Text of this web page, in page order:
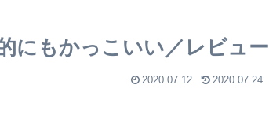
にもかっこいい／レビュー
2020.07.12 2020.07.24